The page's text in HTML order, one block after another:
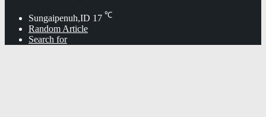
Sungaipenuh,ID 17 ℃
Random Article
Search for